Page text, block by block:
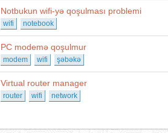
Notbukun wifi-yə qoşulması problemi
wifi notebook
PC modemə qoşulmur
modem wifi şəbəkə
Virtual router manager
router wifi network